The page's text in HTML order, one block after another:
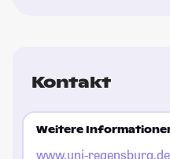
Kontakt
Weitere
www.uni-regensburg.de